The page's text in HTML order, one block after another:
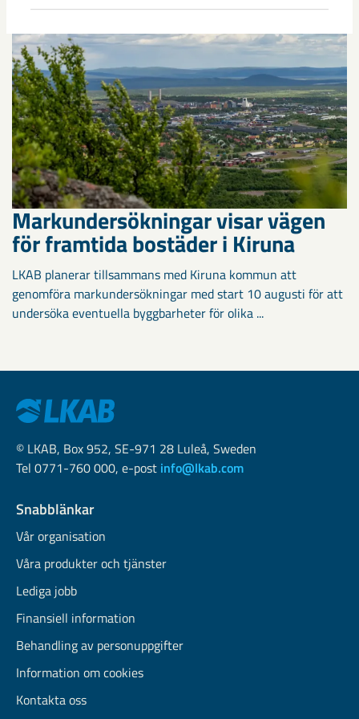
Markundersökningar visar vägen
för framtida bostäder i Kiruna
LKAB planerar tillsammans med Kiruna kommun att
genomföra markundersökningar med start 10 augusti för att
undersöka eventuella byggbarheter för olika ...
© LKAB, Box 952, SE-971 28 Luleå, Sweden
Tel 0771-760 000, e-post info@lkab.com
Snabblänkar
Vår organisation
Våra produkter och tjänster
Lediga jobb
Finansiell information
Behandling av personuppgifter
Information om cookies
Kontakta oss